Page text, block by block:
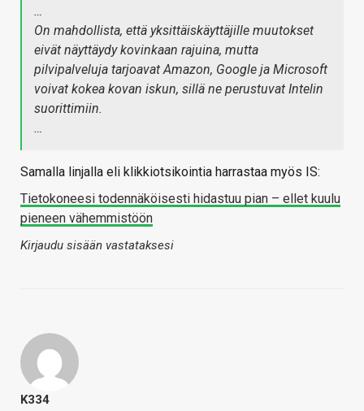
…
On mahdollista, että yksittäiskäyttäjille muutokset
eivät näyttäydy kovinkaan rajuina, mutta
pilvipalveluja tarjoavat Amazon, Google ja Microsoft
voivat kokea kovan iskun, sillä ne perustuvat Intelin
suorittimiin.
…
Samalla linjalla eli klikkiotsikointia harrastaa myös IS:
Tietokoneesi todennäköisesti hidastuu pian – ellet kuulu
pieneen vähemmistöön
Kirjaudu sisään vastataksesi
K334